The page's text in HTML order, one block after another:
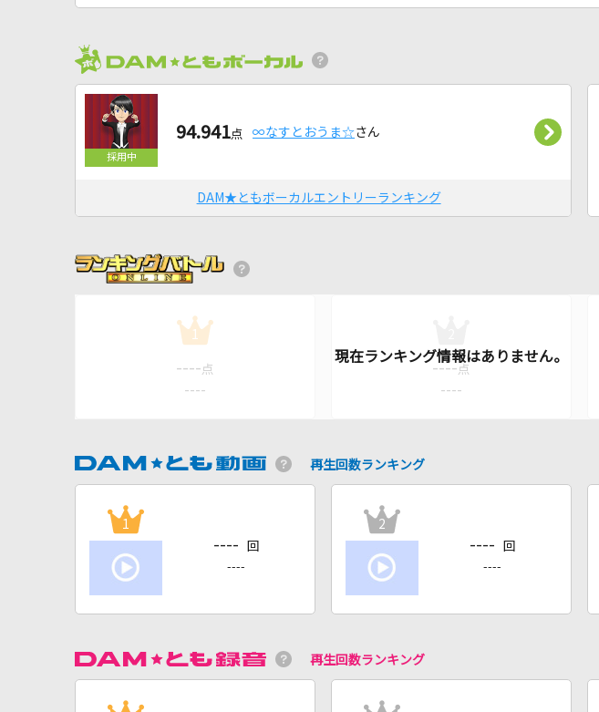
94.941点 ∞なすとおうま☆さん
DAM★ともボーカルエントリーランキング
1
---- 点
----
---- 点
----
再生回数ランキング
1
---- 回
----
2
---- 回
----
再生回数ランキング